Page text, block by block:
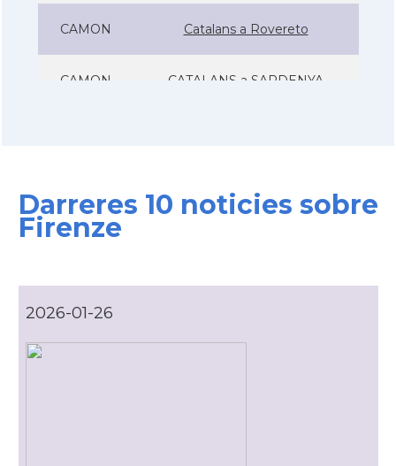
CAMON Catalans a Rovereto
CAMON CATALANS a SARDENYA
CAMON
CAMON Catalans a VENEZIA
Darreres 10 noticies sobre
Firenze
2026-01-26